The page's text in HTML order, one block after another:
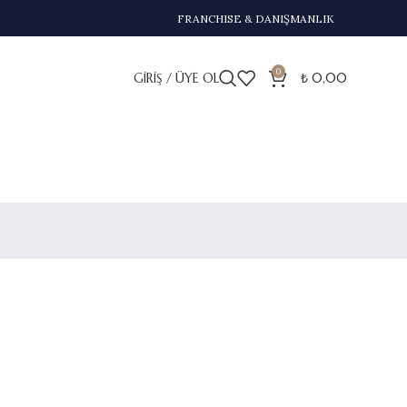
FRANCHISE & DANIŞMANLIK
GIRIŞ / ÜYE OL 0 ₺ 0,00